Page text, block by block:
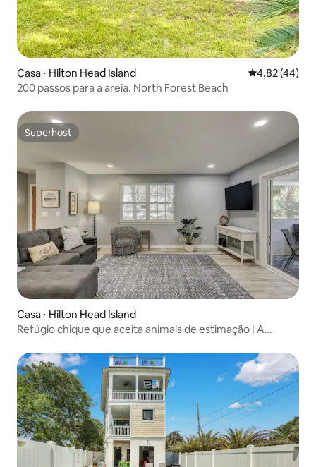
Casa ⋅ Hilton Head Island 4,82 de uma
4,82 (44)
200 passos para a areia. North Forest Beach
Superhost
Superhost
Casa ⋅ Hilton Head Island
Refúgio chique que aceita animais de estimação | A